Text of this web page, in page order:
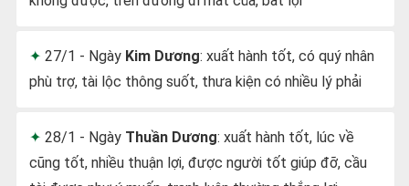
27/1 - Ngày Kim Dương: xuất hành tốt, có quý nhân
phù trợ, tài lộc thông suốt, thưa kiện có nhiều lý phải
28/1 - Ngày Thuần Dương: xuất hành tốt, lúc về
cũng tốt, nhiều thuận lợi, được người tốt giúp đỡ, cầu